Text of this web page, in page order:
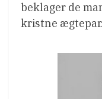
beklager de
kristne ægtepar.